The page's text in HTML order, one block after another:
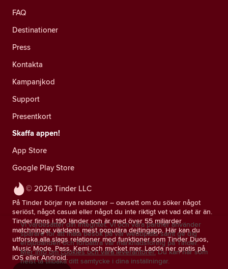
© 2026 Tinder LLC
På Tinder börjar nya relationer – oavsett om du söker något
seriöst, något casual eller något du inte riktigt vet vad det är än.
Tinder finns i 190 länder och är med över 55 miljarder
matchningar världens mest populära dejtingapp. Här kan du
utforska alla slags relationer med funktioner som Tinder Duos,
Music Mode, Pass, Kemi och mycket mer. Ladda ner gratis på
iOS eller Android.
FAQ
Destinationer
Press
Kontakta
Kampanjkod
Support
Presentkort
Skaffa appen!
App Store
Google Play Store
Vi värdesätter din integritet. Vi och våra partner använder
spårare för att mäta besök på vår webbplats samt ge dig
erbjudanden och förbättra vår marknadsföring på Tinder.
Mer info om cookies och våra leverantörer. Du kan när som
helst ta tillbaka ditt samtycke i dina inställningar.